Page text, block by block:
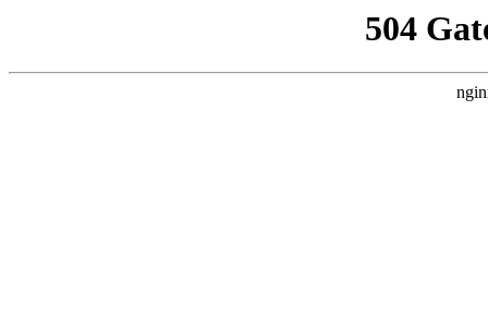
504